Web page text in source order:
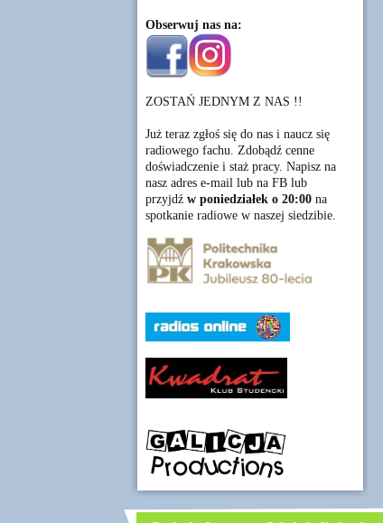
Obserwuj nas na:
ZOSTAŃ JEDNYM Z NAS !!
Już teraz zgłoś się do nas i naucz się
radiowego fachu. Zdobądź cenne
doświadczenie i staż pracy. Napisz na
nasz adres e-mail lub na FB lub
przyjdź w poniedziałek o 20:00na
spotkanie radiowe w naszej siedzibie.